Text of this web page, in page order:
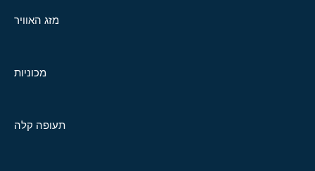
מזג האוויר
מכוניות
תעופה קלה